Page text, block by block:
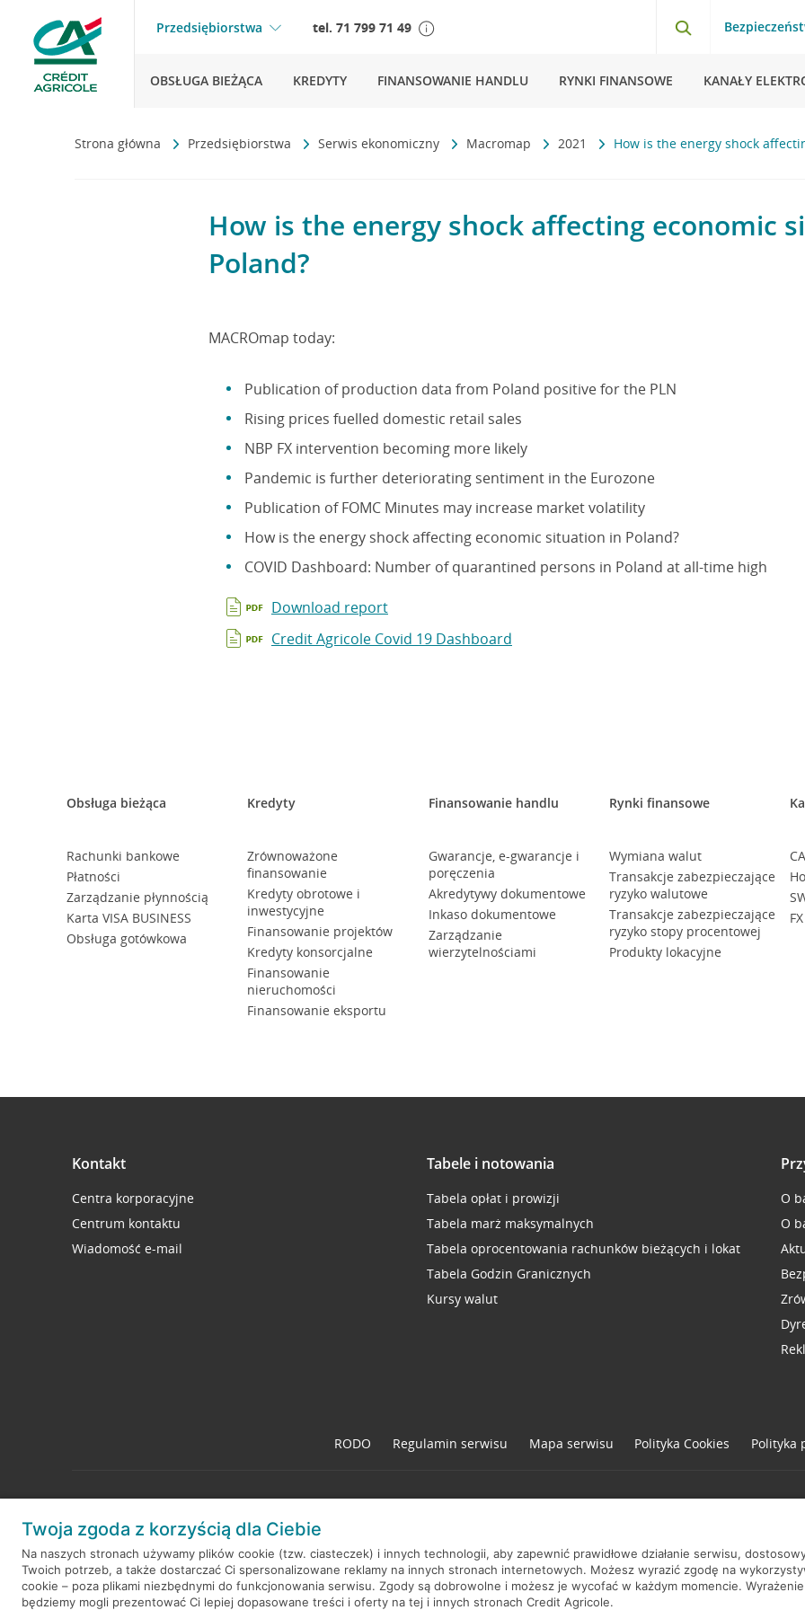
Przedsiębiorstwa tel. 71 799 71 49
OBSŁUGA BIEŻĄCA KREDYTY FINANSOWANIE HANDLU RYNKI FINANSOWE KANAŁY
Strona główna Przedsiębiorstwa Serwis ekonomiczny Macromap 2021 How is the energy shock
How is the energy shock affecting economic
Poland?
MACROmap today:
Publication of production data from Poland positive for the PLN
Rising prices fuelled domestic retail sales
NBP FX intervention becoming more likely
Pandemic is further deteriorating sentiment in the Eurozone
Publication of FOMC Minutes may increase market volatility
How is the energy shock affecting economic situation in Poland?
COVID Dashboard: Number of quarantined persons in Poland at all-time high
Download report
Credit Agricole Covid 19 Dashboard
Obsługa bieżąca
Rachunki bankowe
Płatności
Zarządzanie płynnością
Karta VISA BUSINESS
Obsługa gotówkowa
Kredyty
Zrównoważone
finansowanie
Kredyty obrotowe i
inwestycyjne
Finansowanie projektów
Kredyty konsorcjalne
Finansowanie
nieruchomości
Finansowanie eksportu
Finansowanie handlu
Gwarancje, e-gwarancje i
poręczenia
Akredytywy dokumentowe
Inkaso dokumentowe
Zarządzanie
wierzytelnościami
Rynki finansowe
Wymiana walut
Transakcje zabezpieczające
ryzyko walutowe
Transakcje zabezpieczające
ryzyko stopy procentowej
Produkty lokacyjne
Kontakt
Centra korporacyjne
Centrum kontaktu
Wiadomość e-mail
Tabele i notowania
Tabela opłat i prowizji
Tabela marż maksymalnych
Tabela oprocentowania rachunków bieżących i lokat
Tabela Godzin Granicznych
Kursy walut
O
O
RODO Regulamin serwisu Mapa serwisu Polityka Cookies Polityka
© 2026 Credit Agricole Bank Polska S.A. Wszelkie prawa zastrzeżone
Twoja zgoda z korzyścią dla Ciebie
Na naszych stronach używamy plików cookie (tzw. ciasteczek) i innych technologii, aby zapewnić prawidłowe działanie serwisu,
Twoich potrzeb, a także dostarczać Ci spersonalizowane reklamy na innych stronach internetowych. Możesz wyrazić zgodę na
cookie – poza plikami niezbędnymi do funkcjonowania serwisu. Zgody są dobrowolne i możesz je wycofać w każdym momencie.
będziemy mogli prezentować Ci lepiej dopasowane treści i oferty na tej i innych stronach Credit Agricole.